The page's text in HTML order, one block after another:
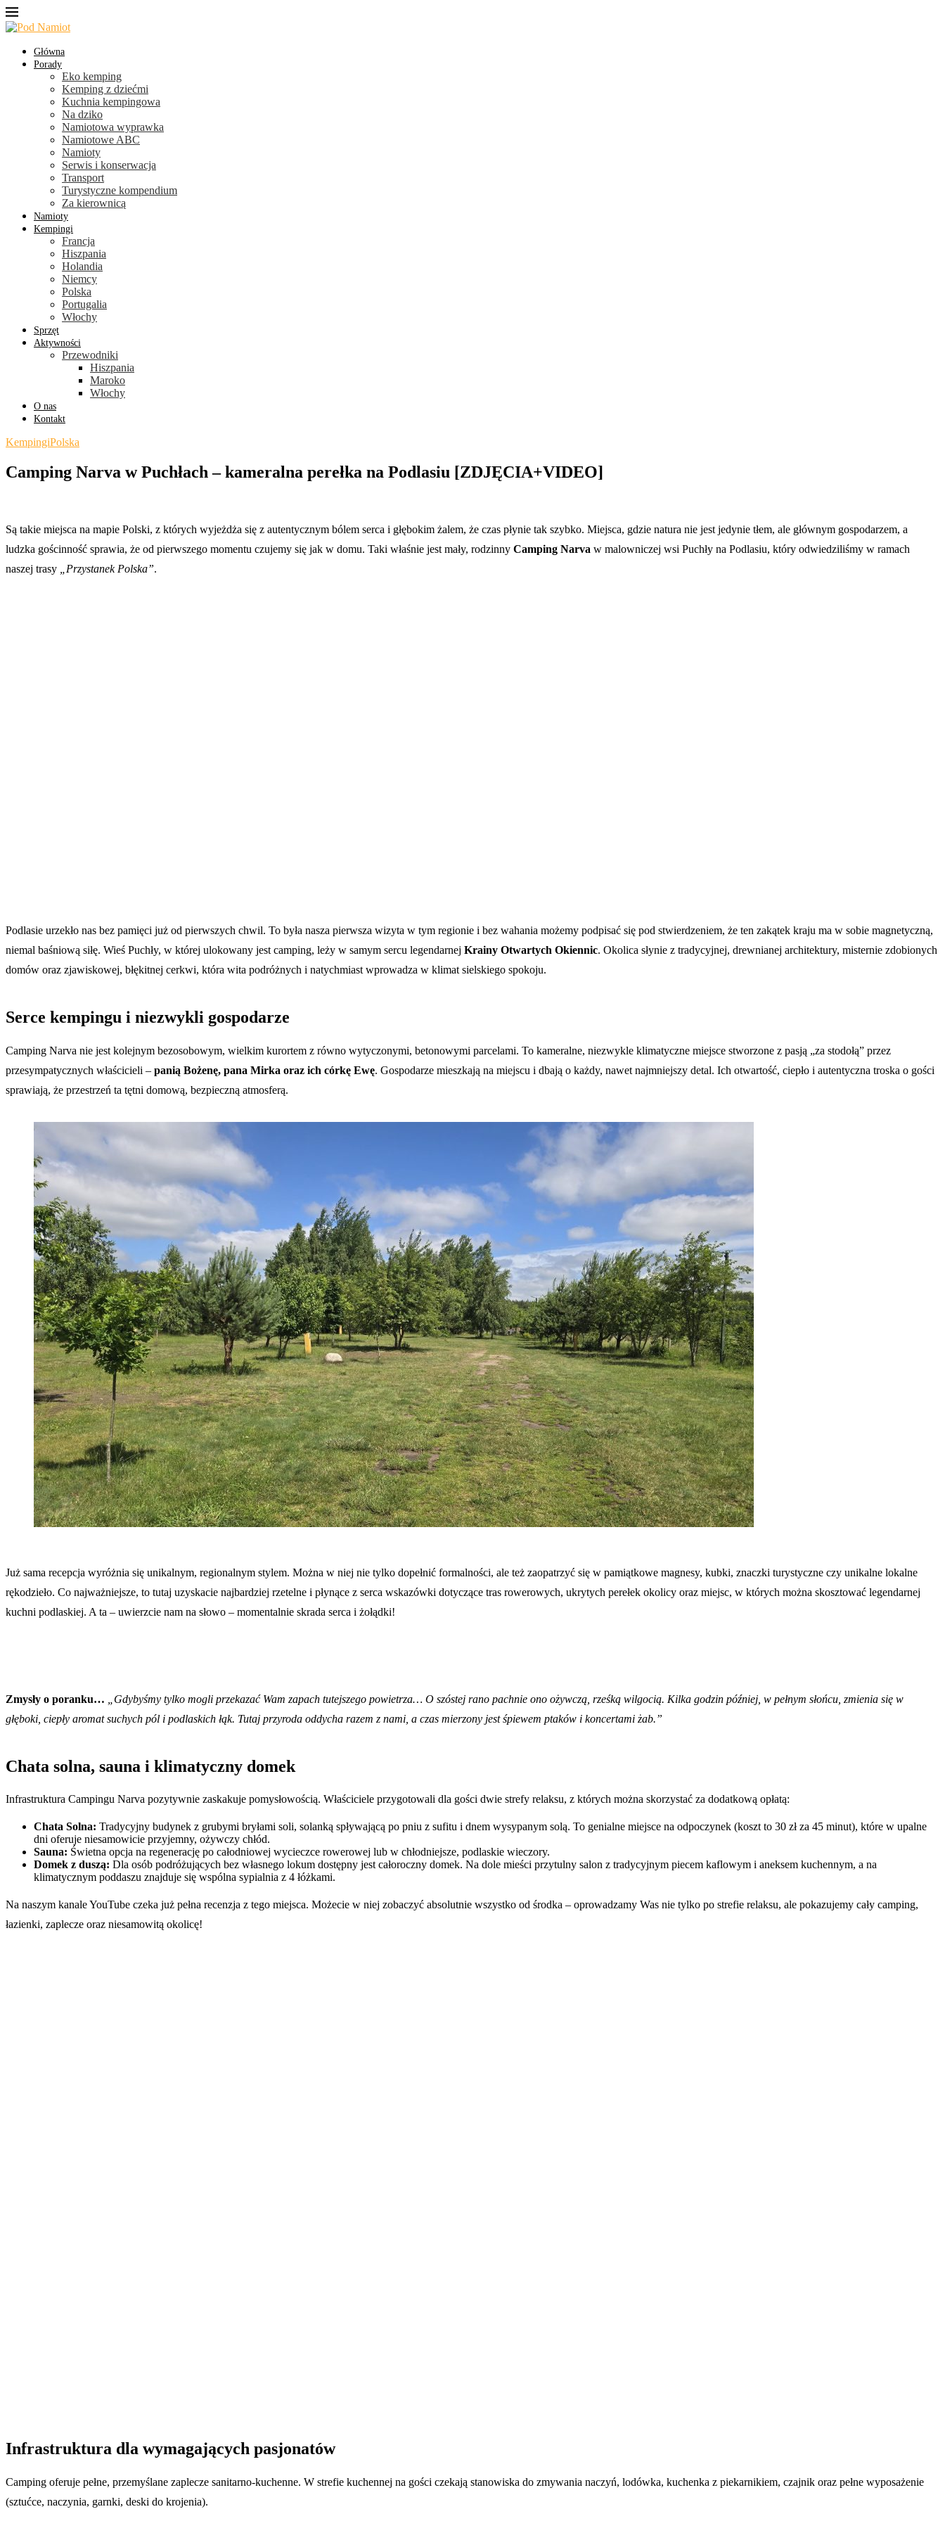
Główna
Porady
Eko kemping
Kemping z dziećmi
Kuchnia kempingowa
Na dziko
Namiotowa wyprawka
Namiotowe ABC
Namioty
Serwis i konserwacja
Transport
Turystyczne kompendium
Za kierownicą
Namioty
Kempingi
Francja
Hiszpania
Holandia
Niemcy
Polska
Portugalia
Włochy
Sprzęt
Aktywności
Przewodniki
Hiszpania
Maroko
Włochy
O nas
Kontakt
KempingiPolska
Camping Narva w Puchłach – kameralna perełka na Podlasiu [ZDJĘCIA+VIDEO]
Są takie miejsca na mapie Polski, z których wyjeżdża się z autentycznym bólem serca i głębokim żalem, że czas płynie tak szybko. Miejsca, gdzie natura nie jest jedynie tłem, ale głównym gospodarzem, a
ludzka gościnność sprawia, że od pierwszego momentu czujemy się jak w domu. Taki właśnie jest mały, rodzinny Camping Narva w malowniczej wsi Puchły na Podlasiu, który odwiedziliśmy w ramach
naszej trasy
„Przystanek Polska”.
Podlasie urzekło nas bez pamięci już od pierwszych chwil. To była nasza pierwsza wizyta w tym regionie i bez wahania możemy podpisać się pod stwierdzeniem, że ten zakątek kraju ma w sobie magnetyczną,
niemal baśniową siłę. Wieś Puchły, w której ulokowany jest camping, leży w samym sercu legendarnej Krainy Otwartych Okiennic. Okolica słynie z tradycyjnej, drewnianej architektury, misternie zdobionych
domów oraz zjawiskowej, błękitnej cerkwi, która wita podróżnych i natychmiast wprowadza w klimat sielskiego spokoju.
Serce kempingu i niezwykli gospodarze
Camping Narva nie jest kolejnym bezosobowym, wielkim kurortem z równo wytyczonymi, betonowymi parcelami. To kameralne, niezwykle klimatyczne miejsce stworzone z pasją „za stodołą” przez
przesympatycznych właścicieli – panią Bożenę, pana Mirka oraz ich córkę Ewę. Gospodarze mieszkają na miejscu i dbają o każdy, nawet najmniejszy detal. Ich otwartość, ciepło i autentyczna troska o gości
sprawiają, że przestrzeń ta tętni domową, bezpieczną atmosferą.
Już sama recepcja wyróżnia się unikalnym, regionalnym stylem. Można w niej nie tylko dopełnić formalności, ale też zaopatrzyć się w pamiątkowe magnesy, kubki, znaczki turystyczne czy unikalne lokalne
rękodzieło. Co najważniejsze, to tutaj uzyskacie najbardziej rzetelne i płynące z serca wskazówki dotyczące tras rowerowych, ukrytych perełek okolicy oraz miejsc, w których można skosztować legendarnej
kuchni podlaskiej. A ta – uwierzcie nam na słowo – momentalnie skrada serca i żołądki!
Zmysły o poranku…
„Gdybyśmy tylko mogli przekazać Wam zapach tutejszego powietrza… O szóstej rano pachnie ono ożywczą, rześką wilgocią. Kilka godzin później, w pełnym słońcu, zmienia się w
głęboki, ciepły aromat suchych pól i podlaskich łąk. Tutaj przyroda oddycha razem z nami, a czas mierzony jest śpiewem ptaków i koncertami żab.”
Chata solna, sauna i klimatyczny domek
Infrastruktura Campingu Narva pozytywnie zaskakuje pomysłowością. Właściciele przygotowali dla gości dwie strefy relaksu, z których można skorzystać za dodatkową opłatą:
Chata Solna: Tradycyjny budynek z grubymi bryłami soli, solanką spływającą po pniu z sufitu i dnem wysypanym solą. To genialne miejsce na odpoczynek (koszt to 30 zł za 45 minut), które w upalne
dni oferuje niesamowicie przyjemny, ożywczy chłód.
Sauna: Świetna opcja na regenerację po całodniowej wycieczce rowerowej lub w chłodniejsze, podlaskie wieczory.
Domek z duszą: Dla osób podróżujących bez własnego lokum dostępny jest całoroczny domek. Na dole mieści przytulny salon z tradycyjnym piecem kaflowym i aneksem kuchennym, a na
klimatycznym poddaszu znajduje się wspólna sypialnia z 4 łóżkami.
Na naszym kanale YouTube czeka już pełna recenzja z tego miejsca. Możecie w niej zobaczyć absolutnie wszystko od środka – oprowadzamy Was nie tylko po strefie relaksu, ale pokazujemy cały camping,
łazienki, zaplecze oraz niesamowitą okolicę!
Infrastruktura dla wymagających pasjonatów
Camping oferuje pełne, przemyślane zaplecze sanitarno-kuchenne. W strefie kuchennej na gości czekają stanowiska do zmywania naczyń, lodówka, kuchenka z piekarnikiem, czajnik oraz pełne wyposażenie
(sztućce, naczynia, garnki, deski do krojenia).